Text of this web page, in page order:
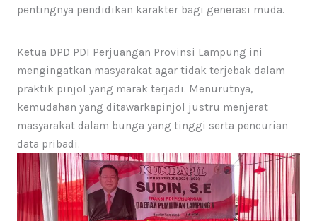
pentingnya pendidikan karakter bagi generasi muda.
Ketua DPD PDI Perjuangan Provinsi Lampung ini
mengingatkan masyarakat agar tidak terjebak dalam
praktik pinjol yang marak terjadi. Menurutnya,
kemudahan yang ditawarkapinjol justru menjerat
masyarakat dalam bunga yang tinggi serta pencurian
data pribadi.